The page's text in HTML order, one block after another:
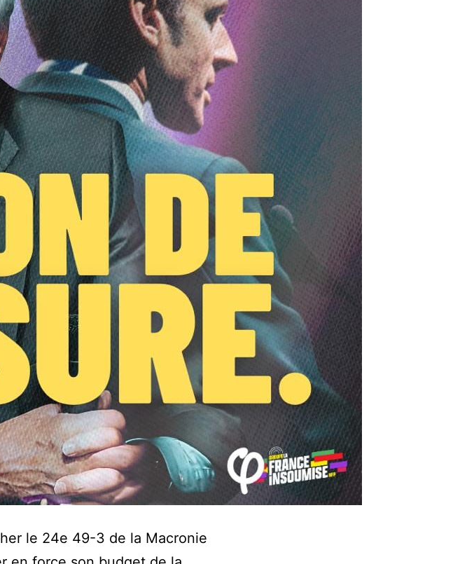
le 24e 49-3 de la Macronie